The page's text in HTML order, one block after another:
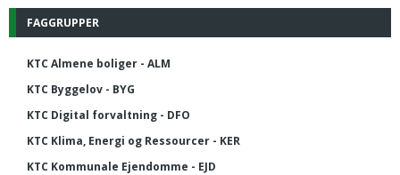
FAGGRUPPER
KTC Almene boliger - ALM
KTC Byggelov - BYG
KTC Digital forvaltning - DFO
KTC Klima, Energi og Ressourcer - KER
KTC Kommunale Ejendomme - EJD